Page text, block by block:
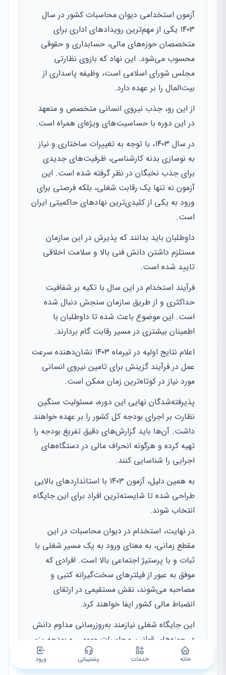
آزمون استخدامی دیوان محاسبات کشور در سال
۱۴۰۳ یکی از مهم‌ترین رویدادهای اداری برای
متخصصان حوزه‌های مالی، حسابداری و حقوقی
محسوب می‌شود. این نهاد که بازوی نظارتی
مجلس شورای اسلامی است، وظیفه پاسداری از
بیت‌المال را بر عهده دارد.
از این رو، جذب نیروی انسانی متخصص و متعهد
در این دوره با حساسیت‌های ویژه‌ای همراه است.
در سال ۱۴۰۳، با توجه به تغییرات ساختاری و نیاز
به نوسازی بدنه کارشناسی، ظرفیت‌های جدیدی
برای جذب نخبگان در نظر گرفته شده است. این
آزمون نه تنها یک رقابت شغلی، بلکه فرصتی برای
ورود به یکی از کلیدی‌ترین نهادهای حاکمیتی ایران
است.
داوطلبان باید بدانند که پذیرش در این سازمان
مستلزم داشتن دانش فنی بالا و سلامت اخلاقی
تایید شده است.
فرآیند استخدام در این سال با تکیه بر شفافیت
حداکثری و از طریق سازمان سنجش دنبال شده
است. این موضوع باعث شده تا داوطلبان با
اطمینان بیشتری در مسیر رقابت گام بردارند.
اعلام نتایج اولیه در تیرماه ۱۴۰۳ نشان‌دهنده سرعت
عمل در فرآیند گزینش برای تامین نیروی انسانی
مورد نیاز در کوتاه‌ترین زمان ممکن است.
پذیرفته‌شدگان نهایی این دوره، مسئولیت سنگین
نظارت بر اجرای بودجه کل کشور را بر عهده خواهند
داشت. آن‌ها باید گزارش‌های دقیق تفریغ بودجه را
تهیه کرده و هرگونه انحراف مالی در دستگاه‌های
اجرایی را شناسایی کنند.
به همین دلیل، آزمون ۱۴۰۳ با استانداردهای بالایی
طراحی شده تا شایسته‌ترین افراد برای این جایگاه
انتخاب شوند.
در نهایت، استخدام در دیوان محاسبات در این
مقطع زمانی، به معنای ورود به یک مسیر شغلی با
ثبات و با پرستیژ اجتماعی بالا است. افرادی که
موفق به عبور از فیلترهای سخت‌گیرانه کتبی و
مصاحبه می‌شوند، نقش مستقیمی در ارتقای
انضباط مالی کشور ایفا خواهند کرد.
این جایگاه شغلی نیازمند به‌روزرسانی مداوم دانش
در حوزه‌های قوانین محاسبات عمومی و بودجه‌ریزی
است.
خانه خدمات پشتیبانی ورود